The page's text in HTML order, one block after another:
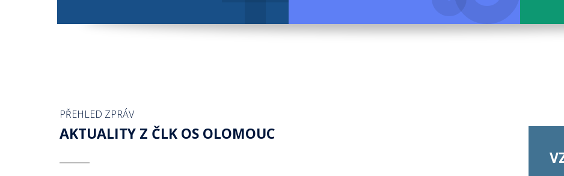
PŘEHLED ZPRÁV
AKTUALITY Z ČLK OS OLOMOUC